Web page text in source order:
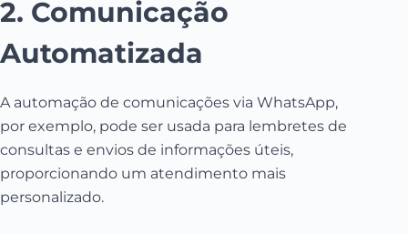
2. Comunicação
Automatizada
A automação de comunicações via WhatsApp,
por exemplo, pode ser usada para lembretes de
consultas e envios de informações úteis,
proporcionando um atendimento mais
personalizado.